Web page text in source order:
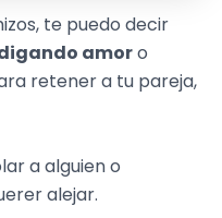
te puedo decir
amoro
retener a tu pareja,
a alguien o
alejar.